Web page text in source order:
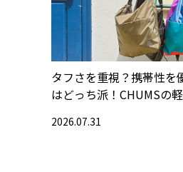
タフさを重視？携帯性を
はどっち派！CHUMSの
2026.07.31